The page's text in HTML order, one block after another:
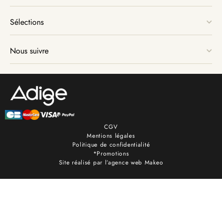
Sélections
Nous suivre
CGV
Mentions légales
Politique de confidentialité
*Promotions
Site réalisé par l’agence web Makeo